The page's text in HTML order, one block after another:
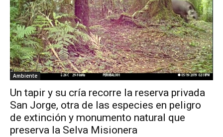
Ambiente
Un tapir y su cría recorre la reserva privada
San Jorge, otra de las especies en peligro
de extinción y monumento natural que
preserva la Selva Misionera